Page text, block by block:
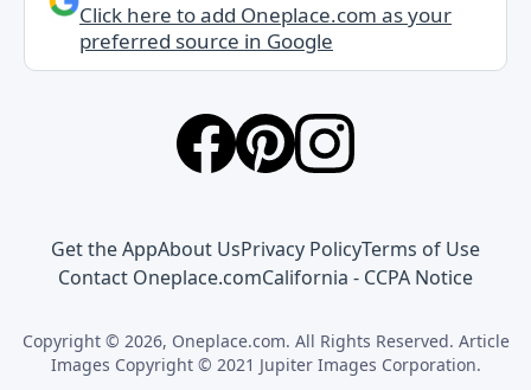
Click here to add Oneplace.com as your
preferred source in Google
Get the AppAbout UsPrivacy PolicyTerms of Use
Contact Oneplace.comCalifornia - CCPA Notice
Copyright © 2026, Oneplace.com. All Rights Reserved. Article
Images Copyright © 2021 Jupiter Images Corporation.